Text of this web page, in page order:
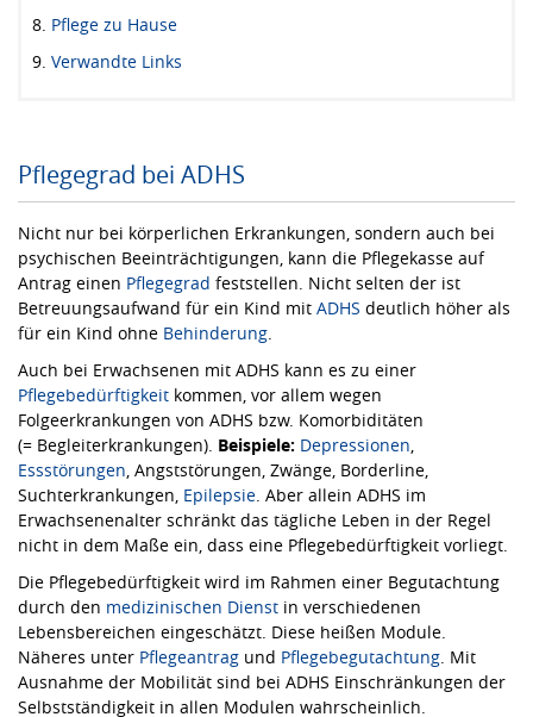
Pflege zu Hause
Verwandte Links
Pflegegrad bei ADHS
Nicht nur bei körperlichen Erkrankungen, sondern auch bei
psychischen Beeinträchtigungen, kann die Pflegekasse auf
Antrag einen Pflegegrad feststellen. Nicht selten der ist
Betreuungsaufwand für ein Kind mit ADHS deutlich höher als
für ein Kind ohne Behinderung
Auch bei Erwachsenen mit ADHS kann es zu einer
Pflegebedürftigkeit kommen, vor allem wegen
Folgeerkrankungen von ADHS bzw. Komorbiditäten
(= Begleiterkrankungen). Beispiele: Depressionen
Essstörungen , Angststörungen, Zwänge, Borderline,
Suchterkrankungen, Epilepsie . Aber allein ADHS im
Erwachsenenalter schränkt das tägliche Leben in der Regel
nicht in dem Maße ein, dass eine Pflegebedürftigkeit vorliegt.
Die Pflegebedürftigkeit wird im Rahmen einer Begutachtung
durch den medizinischen Dienst in verschiedenen
Lebensbereichen eingeschätzt. Diese heißen Module.
Näheres unter Pflegeantrag und Pflegebegutachtung . Mit
Ausnahme der Mobilität sind bei ADHS Einschränkungen der
Selbstständigkeit in allen Modulen wahrscheinlich.